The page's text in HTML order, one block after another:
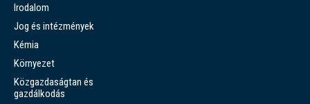
Irodalom
Jog és intézmények
Kémia
Környezet
Közgazdaságtan és
gazdálkodás